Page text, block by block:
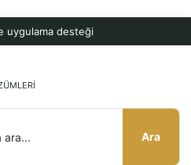
uygulama desteği
Ara